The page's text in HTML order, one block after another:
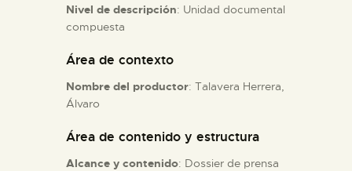
DIDÁCTICA
ESPAÑOL
Nivel de descripción: Unidad documental
compuesta
Área de contexto
Nombre del productor: Talavera Herrera,
Álvaro
Área de contenido y estructura
Alcance y contenido: Dossier de prensa